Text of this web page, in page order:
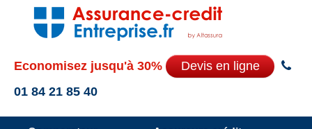
Economisez jusqu'à 30%
Devis en ligne
01 84 21 85 40